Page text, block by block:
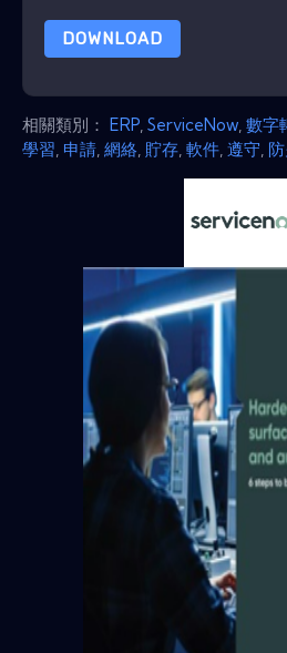
DOWNLOAD
相關類別： ERP ServiceNow 數字
學習 申請 網絡 貯存 軟件 遵守